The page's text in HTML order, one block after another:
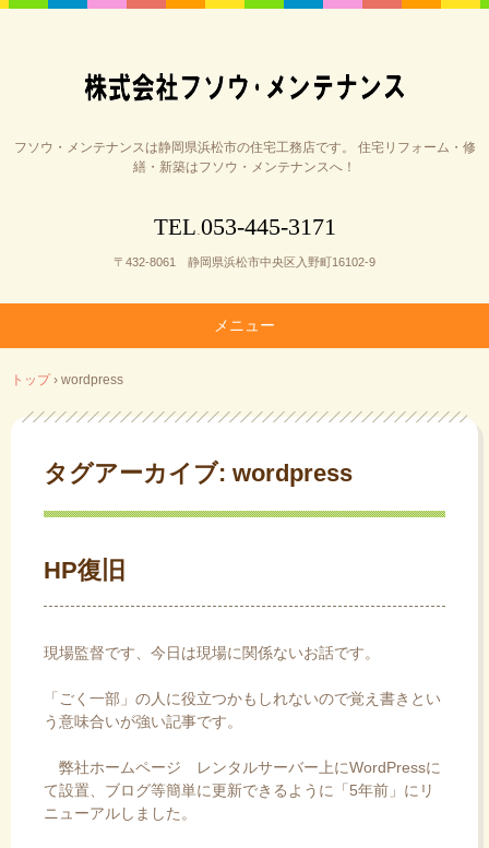
フソウ・メンテナンスは静岡県浜松市の住宅工務店です。 住宅リフォーム・修
繕・新築はフソウ・メンテナンスへ！
TEL 053-445-3171
〒432-8061 静岡県浜松市中央区入野町16102-9
メニュー
ン
テ
トップ › wordpress
タグアーカイブ: wordpress
HP復旧
現場監督です、今日は現場に関係ないお話です。
「ごく一部」の人に役立つかもしれないので覚え書きとい
う意味合いが強い記事です。
弊社ホームページ レンタルサーバー上にWordPressに
て設置、ブログ等簡単に更新できるように「5年前」にリ
ニューアルしました。